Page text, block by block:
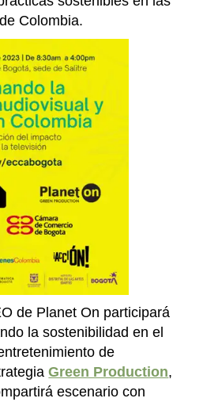
Colombia.
de Planet On participará
la sostenibilidad en el
de
Green Production,
escenario con